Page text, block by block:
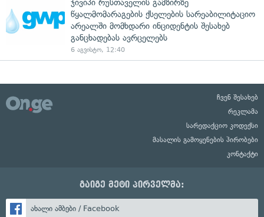
ჯივიპი რუსთაველის გამზირზე
წყალმომარაგების ქსელების სარეაბილიტაციო
არეალში მომხდარი ინციდენტის შესახებ
განცხადებას ავრცელებს
6 აგვისტო, 12:40
ჩვენ შესახებ
რეკლამა
სარედაქციო კოდექსი
მასალის გამოყენების პირობები
კონტაქტი
გაიგე მეტი პირველმა:
ახალი ამბები / Facebook